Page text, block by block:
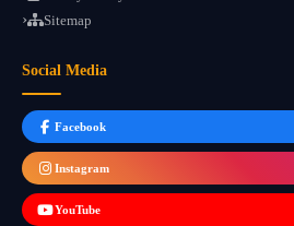
Sitemap
Social Media
Facebook
Instagram
YouTube